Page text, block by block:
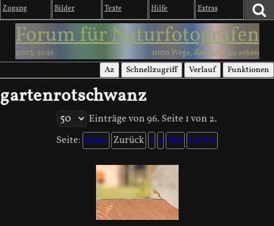
Zugang Bilder Texte Hilfe Extras
Forum für Naturfotografen
2003-2026 1000 Wege, die Natur zu sehen
Az Schnellzugriff Verlauf Funktionen
gartenrotschwanz
Einträge von 96. Seite 1 von 2.
Seite: Erste Zurück 1 2 Vor Letzte